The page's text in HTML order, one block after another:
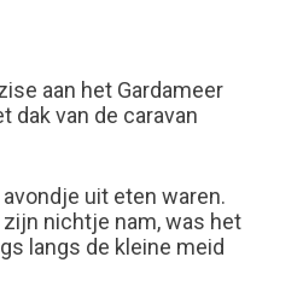
aan het Gardameer
dak van de caravan
uit eten waren.
nichtje nam, was het
langs de kleine meid